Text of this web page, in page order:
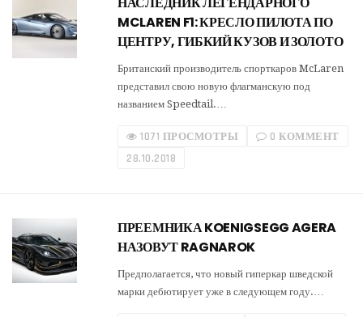
MCLAREN F1: КРЕСЛО ПИЛОТА ПО
ЦЕНТРУ, ГИБКИЙ КУЗОВ И ЗОЛОТО
Британский производитель спорткаров McLaren
представил свою новую флагманскую под
названием Speedtail.…
1071 ПРОСМОТРЫ
0 КОММЕНТ
28.10.2018
ПРЕЕМНИКА KOENIGSEGG AGERA
НАЗОВУТ RAGNAROK
Предполагается, что новый гиперкар шведской
марки дебютирует уже в следующем году.…